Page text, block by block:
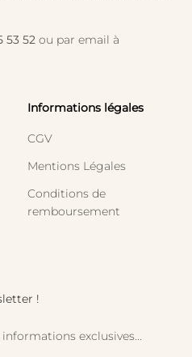
53 52 ou par email à
Informations légales
CGV
Mentions Légales
Conditions de
remboursement
!
exclusives...